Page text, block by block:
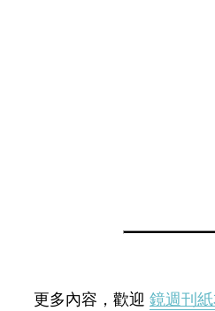
更多內容，歡迎 鏡週刊